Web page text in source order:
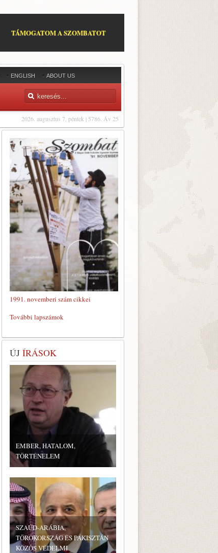
TÁMOGATOM A SZOMBATOT
ENGLISH ABOUT US
2026. augusztus 7, péntek | 5786. Áv 25
1991. novemberi szám cikkei
További lapszámok
ÚJ ÍRÁSOK
EMBER, HATALOM,
TÖRTÉNELEM
SZAÚD-ARÁBIA,
TÖRÖKORSZÁG ÉS PAKISZTÁN
KÖZÖS VÉDELMI